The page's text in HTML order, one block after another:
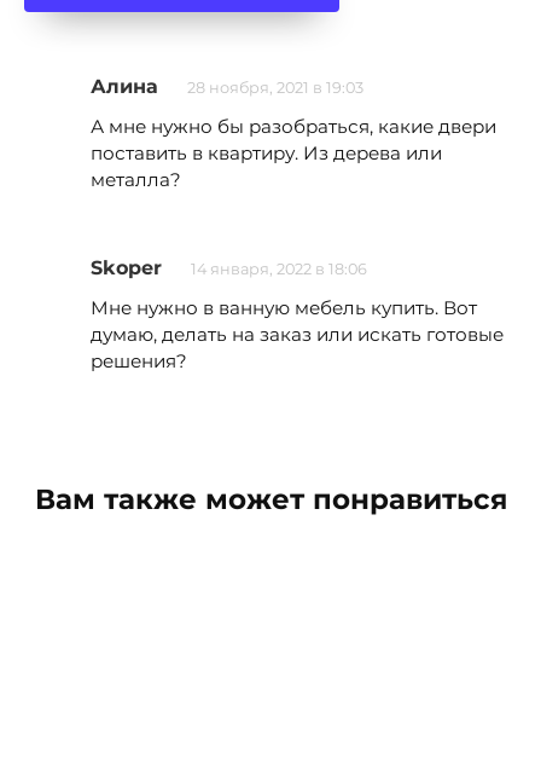
Алина 28 ноября, 2021 в 19:03
А мне нужно бы разобраться, какие двери
поставить в квартиру. Из дерева или
металла?
Skoper 14 января, 2022 в 18:06
Мне нужно в ванную мебель купить. Вот
думаю, делать на заказ или искать готовые
решения?
Вам также может понравиться